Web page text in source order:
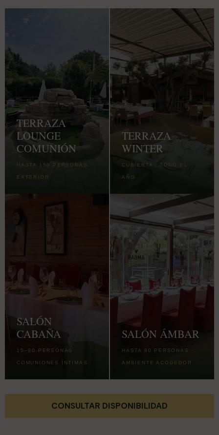
TERRAZA
LOUNGE
COMUNIÓN
HASTA 150 PERSONAS ·
EXTERIOR
TERRAZA
WINTER
CUBIERTA · TODO EL
AÑO
SALÓN
CABAÑA
15–60 PERSONAS ·
COMUNIONES ÍNTIMAS
SALÓN ÁMBAR
HASTA 80 PERSONAS ·
AMBIENTE ACOGEDOR
CONSULTAR DISPONIBILIDAD